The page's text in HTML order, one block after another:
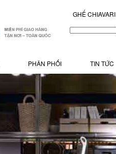
GHẾ CHIAVARI
PHÂN PHỐI TIN TỨC